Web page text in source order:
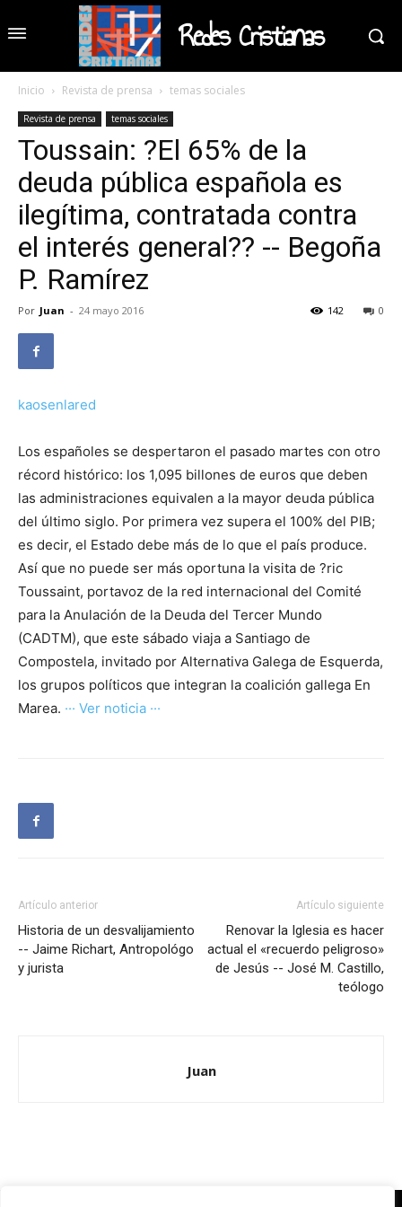
Redes Cristianas
Inicio Revista de prensa temas sociales
Revista de prensa temas sociales
Toussain: ?El 65% de la
deuda pública española es
ilegítima, contratada contra
el interés general?? -- Begoña
P. Ramírez
Por Juan - 24 mayo 2016 0
142
kaosenlared
Los españoles se despertaron el pasado martes con otro
récord histórico: los 1,095 billones de euros que deben
las administraciones equivalen a la mayor deuda pública
del último siglo. Por primera vez supera el 100% del PIB;
es decir, el Estado debe más de lo que el país produce.
Así que no puede ser más oportuna la visita de ?ric
Toussaint, portavoz de la red internacional del Comité
para la Anulación de la Deuda del Tercer Mundo
(CADTM), que este sábado viaja a Santiago de
Compostela, invitado por Alternativa Galega de Esquerda,
los grupos políticos que integran la coalición gallega En
Marea. ··· Ver noticia ···
Artículo anterior
Historia de un desvalijamiento
-- Jaime Richart, Antropológo
y jurista
Artículo siguiente
Renovar la Iglesia es hacer
actual el «recuerdo peligroso»
de Jesús -- José M. Castillo,
teólogo
Juan